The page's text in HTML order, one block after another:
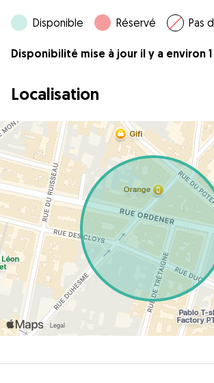
Disponible Réservé Pas
Disponibilité mise à jour il y a environ 1
Localisation